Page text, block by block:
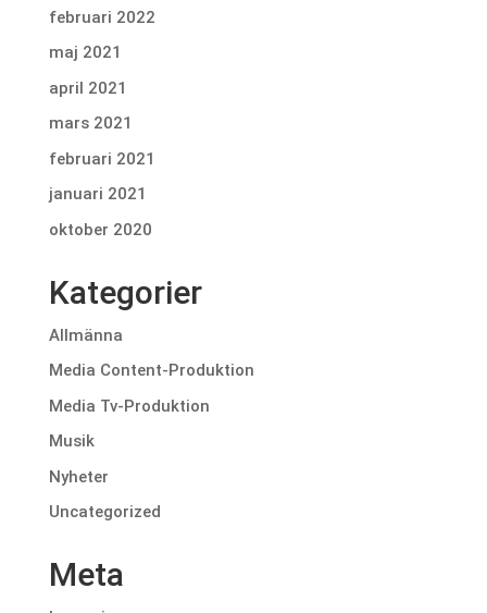
februari 2022
maj 2021
april 2021
mars 2021
februari 2021
januari 2021
oktober 2020
Kategorier
Allmänna
Media Content-Produktion
Media Tv-Produktion
Musik
Nyheter
Uncategorized
Meta